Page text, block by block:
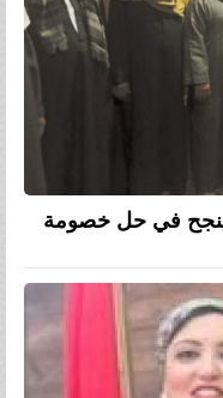
ينجح في حل خصومة